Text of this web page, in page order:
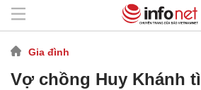
Gia đình
Vợ chồng Huy Khánh